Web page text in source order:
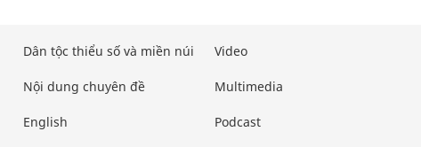
Dân tộc thiểu số và miền núi
Nội dung chuyên đề
English
Video
Multimedia
Podcast